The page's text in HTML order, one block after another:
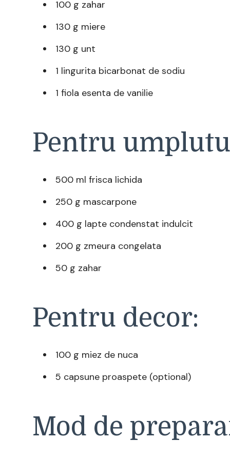
100 g zahar
130 g miere
130 g unt
1 lingurita bicarbonat de sodiu
1 fiola esenta de vanilie
Pentru
500 ml frisca lichida
250 g mascarpone
400 g lapte condenstat indulcit
200 g zmeura congelata
50 g zahar
Pentru decor:
100 g miez de nuca
5 capsune proaspete (optional)
Mod de